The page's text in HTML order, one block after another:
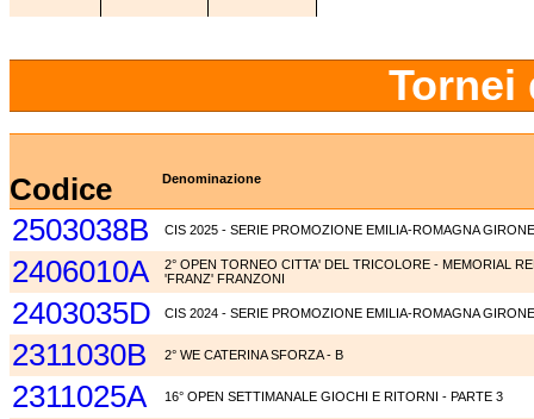
Tornei
Codice Denominazione
2503038B CIS 2025 - SERIE PROMOZIONE EMILIA-ROMAGNA
2406010A
2° OPEN TORNEO CITTA' DEL TRICOLORE - MEMORIAL
'FRANZ' FRANZONI
2403035D CIS 2024 - SERIE PROMOZIONE EMILIA-ROMAGNA
2311030B 2° WE CATERINA SFORZA - B
2311025A 16° OPEN SETTIMANALE GIOCHI E RITORNI - PARTE 3